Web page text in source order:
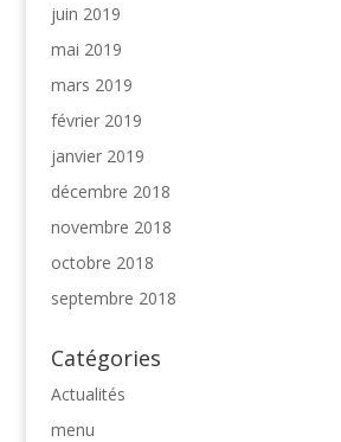
juin 2019
mai 2019
mars 2019
février 2019
janvier 2019
décembre 2018
novembre 2018
octobre 2018
septembre 2018
Catégories
Actualités
menu